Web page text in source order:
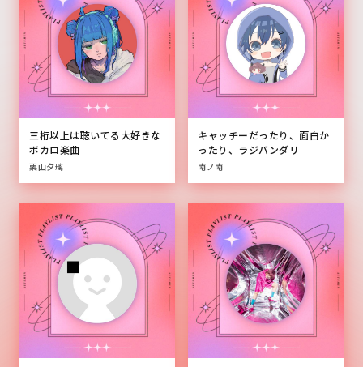
三桁以上は聴いてる大好きな
ボカロ楽曲
栗山夕璃
キャッチーだったり、面白か
ったり、ラジバンダリ
南ノ南